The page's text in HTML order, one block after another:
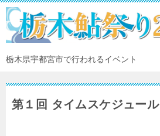
栃木県宇都宮市で行われるイベント
第１回 タイムスケジュール